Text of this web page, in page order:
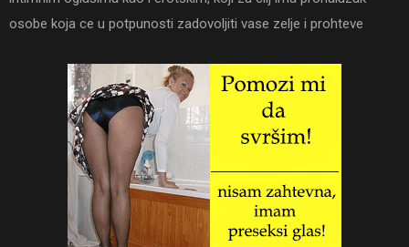
osobe koja ce u potpunosti zadovoljiti vase zelje i prohteve